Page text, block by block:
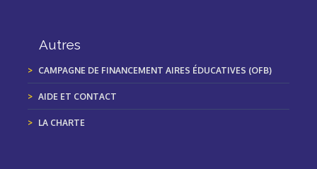
Autres
CAMPAGNE DE FINANCEMENT AIRES ÉDUCATIVES (OFB)
AIDE ET CONTACT
LA CHARTE